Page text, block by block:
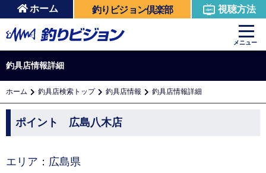
ホーム 釣りビジョン倶楽部 視聴方法
メニュー
釣具店情報詳細
ホーム 釣具店検索トップ 釣具店情報 釣具店情報詳細
ポイント 広島八木店
エリア：広島県